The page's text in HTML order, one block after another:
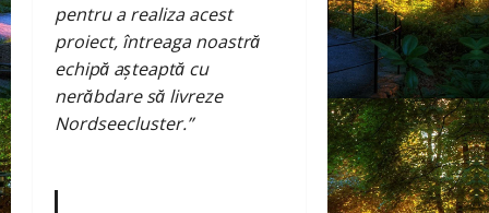
pentru a realiza acest
proiect, întreaga noastră
echipă așteaptă cu
nerăbdare să livreze
Nordseecluster.”